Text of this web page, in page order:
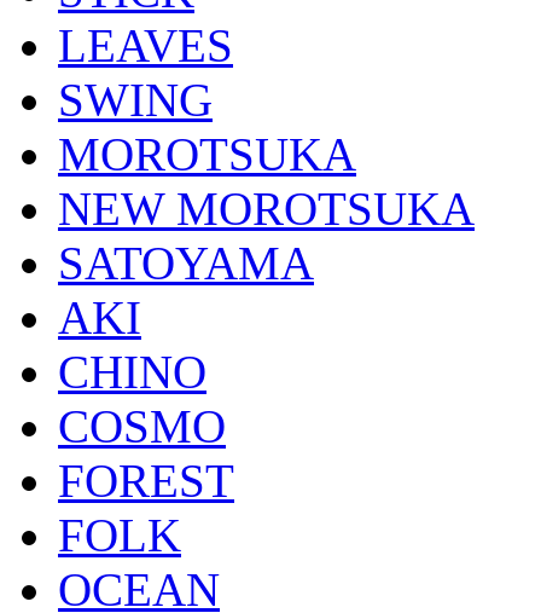
LEAVES
SWING
MOROTSUKA
NEW MOROTSUKA
SATOYAMA
AKI
CHINO
COSMO
FOREST
FOLK
OCEAN